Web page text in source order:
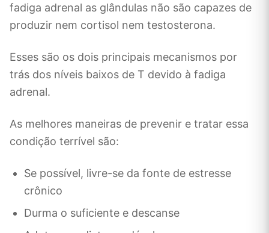
fadiga adrenal as glândulas não são capazes de
produzir nem cortisol nem testosterona.
Esses são os dois principais mecanismos por
trás dos níveis baixos de T devido à fadiga
adrenal.
As melhores maneiras de prevenir e tratar essa
condição terrível são:
Se possível, livre-se da fonte de estresse
crônico
Durma o suficiente e descanse